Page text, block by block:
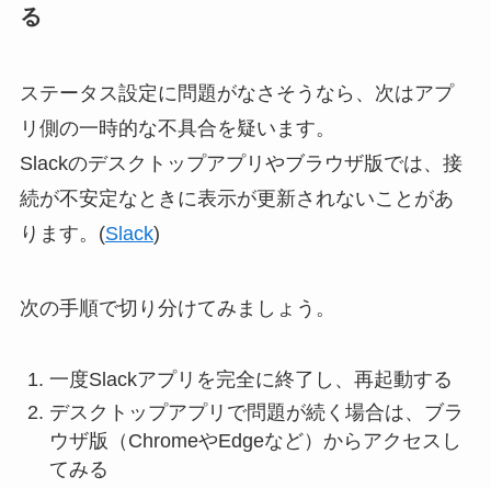
る
ステータス設定に問題がなさそうなら、次はアプ
リ側の一時的な不具合を疑います。
Slackのデスクトップアプリやブラウザ版では、接
続が不安定なときに表示が更新されないことがあ
ります。(Slack)
次の手順で切り分けてみましょう。
一度Slackアプリを完全に終了し、再起動する
デスクトップアプリで問題が続く場合は、ブラ
ウザ版（ChromeやEdgeなど）からアクセスし
てみる